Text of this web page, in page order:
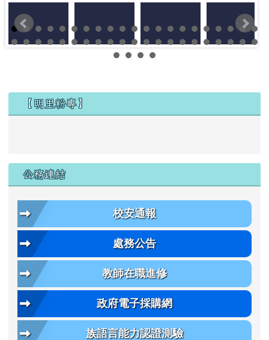
左邊區域內容
【明里粉專】
公務連結
校安通報
處務公告
教師在職進修
政府電子採購網
族語言能力認證測驗